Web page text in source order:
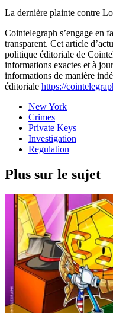
La dernière plainte contre
Cointelegraph s’engage en
transparent. Cet article
politique éditoriale de
informations exactes et à
informations de manière
éditoriale https://
New York
Crimes
Private Keys
Investigation
Regulation
Plus sur le sujet